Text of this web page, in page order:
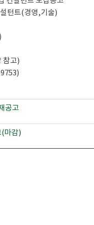
턴트(경영,기술)
참고)
공고
마감)